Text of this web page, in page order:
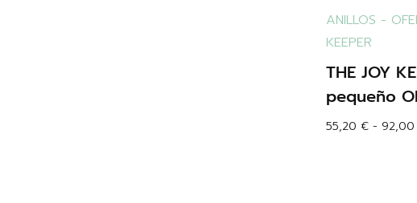
ANILLOS -
KEEPER
THE JOY
pequeño
55,20 € - 92,00